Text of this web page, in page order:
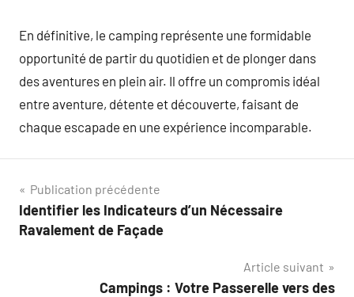
En définitive, le camping représente une formidable
opportunité de partir du quotidien et de plonger dans
des aventures en plein air. Il offre un compromis idéal
entre aventure, détente et découverte, faisant de
chaque escapade en une expérience incomparable.
Navigation
de
Publication précédente
Identifier les Indicateurs d’un Nécessaire
Ravalement de Façade
Article suivant
Campings : Votre Passerelle vers des